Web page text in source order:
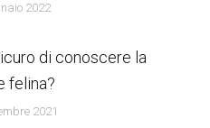
2022
di conoscere la
felina?
2021